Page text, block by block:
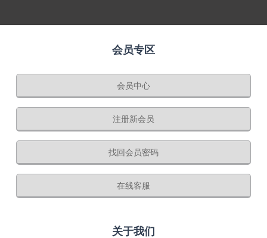
会员专区
会员中心
注册新会员
找回会员密码
在线客服
关于我们